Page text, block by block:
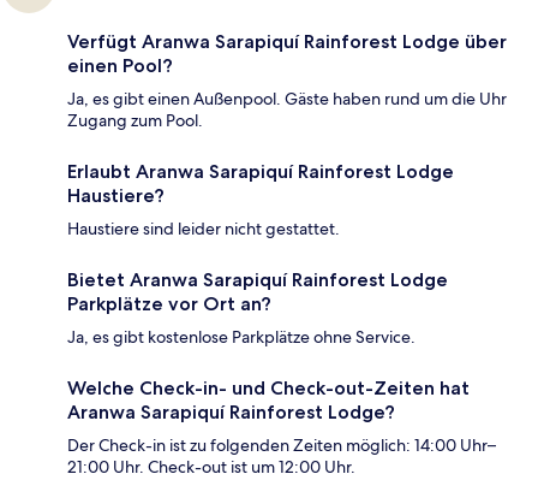
Verfügt Aranwa Sarapiquí Rainforest Lodge über
einen Pool?
Ja, es gibt einen Außenpool. Gäste haben rund um die Uhr
Zugang zum Pool.
Erlaubt Aranwa Sarapiquí Rainforest Lodge
Haustiere?
Haustiere sind leider nicht gestattet.
Bietet Aranwa Sarapiquí Rainforest Lodge
Parkplätze vor Ort an?
Ja, es gibt kostenlose Parkplätze ohne Service.
Welche Check-in- und Check-out-Zeiten hat
Aranwa Sarapiquí Rainforest Lodge?
Der Check-in ist zu folgenden Zeiten möglich: 14:00 Uhr–
21:00 Uhr. Check-out ist um 12:00 Uhr.